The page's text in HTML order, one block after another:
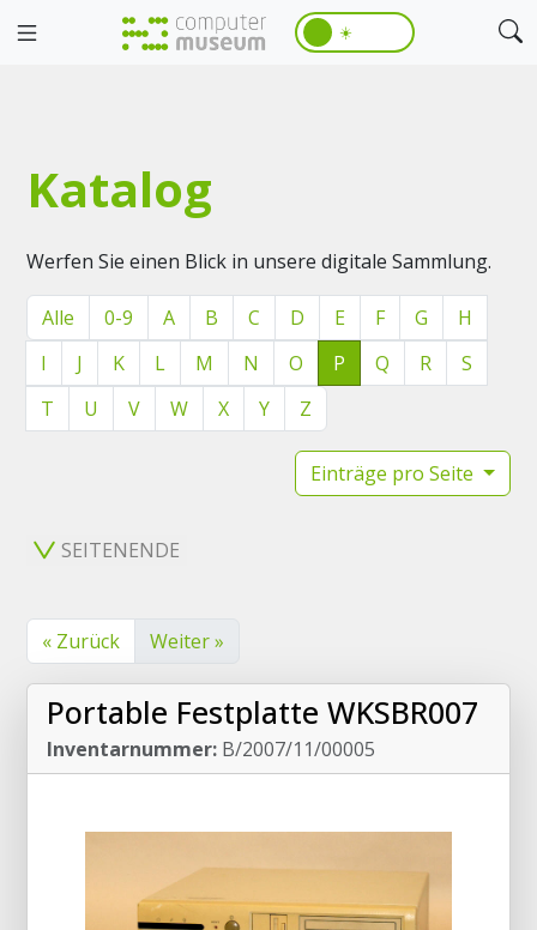
☀️
Katalog
Werfen Sie einen Blick in unsere digitale Sammlung.
Alle 0-9 A B C D E F G
H
I
J K L M N O P Q R
S
T
U V W X Y Z
Einträge pro Seite
SEITENENDE
« Zurück Weiter »
Portable Festplatte WKSBR007
Inventarnummer: B/2007/11/00005